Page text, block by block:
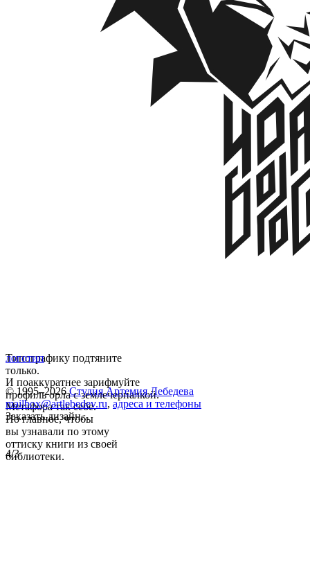
Типографику подтяните
только.
И поаккуратнее зарифмуйте
профиль орла с землечерпалкой.
Метафора так себе.
Но главное, чтобы
вы узнавали по этому
оттиску книги из своей
библиотеки.
4/3
логотип
© 1995–2026 Студия Артемия Лебедева
mailbox@artlebedev.ru, адреса и телефоны
Заказать дизайн...